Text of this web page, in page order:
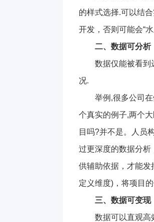
的样式选择.可以结
开发，否则可能会“水
二、数据可分析
数据仅能被看到
况.
举例,很多公司
个真实的例子,两个
目吗?并不是。人员
过更深度的数据分析
供辅助依据，才能发
定义维度)，将项目
三、数据可变现
数据可以直观高